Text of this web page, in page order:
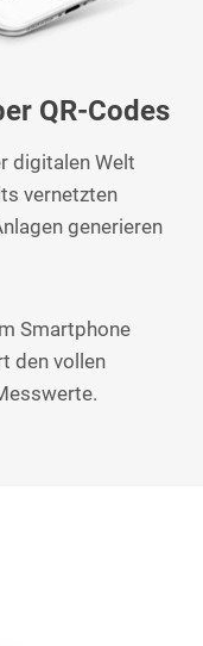
QR-Codes
digitalen Welt
vernetzten
generieren
Smartphone
den vollen